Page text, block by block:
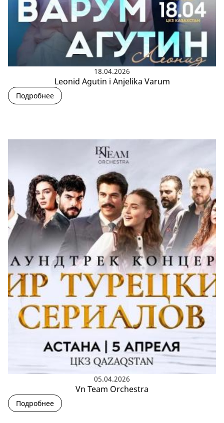
18.04.2026
Leonid Agutin i Anjelika Varum
Подробнее
05.04.2026
Vn Team Orchestra
Подробнее